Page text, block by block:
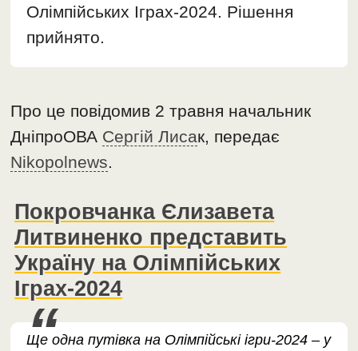
Олімпійських Іграх-2024. Рішення
прийнято.
Про це повідомив 2 травня начальник
ДніпроОВА Сергій Лисак, передає
Nikopolnews.
Покровчанка Єлизавета
Литвиненко представить
Україну на Олімпійських
Іграх-2024
Ще одна путівка на Олімпійські ігри-2024 – у